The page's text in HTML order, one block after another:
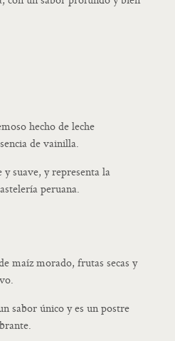
hecho de leche
de vainilla.
suave, y representa la
peruana.
maíz morado, frutas secas y
sabor único y es un postre